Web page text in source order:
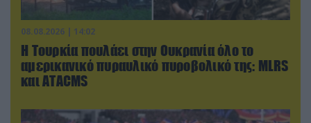
08.08.2026 | 14:02
Η Τουρκία πουλάει στην Ουκρανία όλο το
αμερικανικό πυραυλικό πυροβολικό της: MLRS
και ΑΤΑCMS